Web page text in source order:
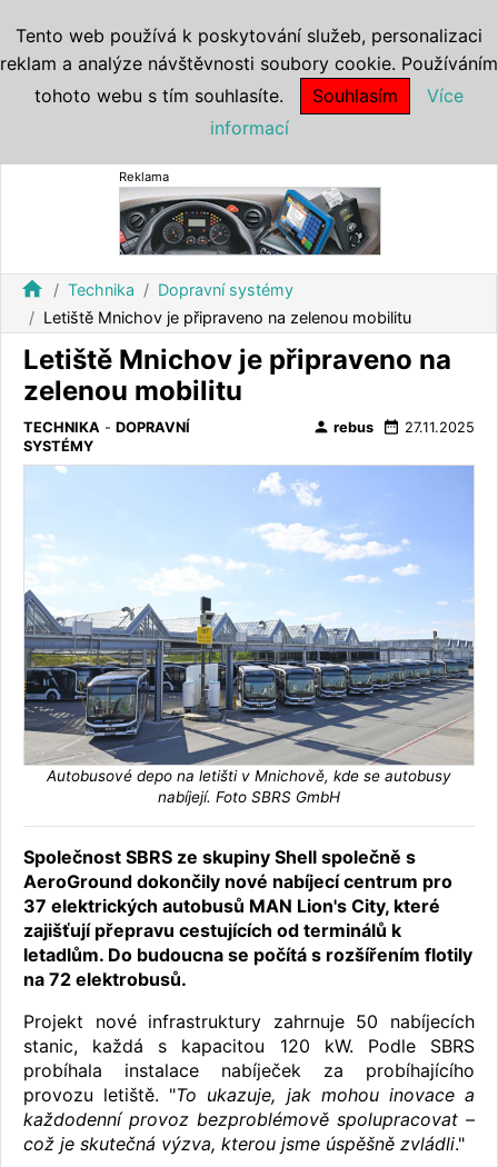
Reklama
home Technika
Dopravní systémy
Letiště Mnichov je připraveno na zelenou mobilitu
Letiště Mnichov je připraveno na
zelenou mobilitu
TECHNIKA - DOPRAVNÍ
SYSTÉMY
person rebus date_range 27.11.2025
Autobusové depo na letišti v Mnichově, kde se autobusy
nabíjejí. Foto SBRS GmbH
Společnost SBRS ze skupiny Shell společně s
AeroGround dokončily nové nabíjecí centrum pro
37 elektrických autobusů MAN Lion's City, které
zajišťují přepravu cestujících od terminálů k
letadlům. Do budoucna se počítá s rozšířením flotily
na 72 elektrobusů.
Projekt nové infrastruktury zahrnuje 50 nabíjecích
stanic, každá s kapacitou 120 kW. Podle SBRS
probíhala instalace nabíječek za probíhajícího
provozu letiště. "To ukazuje, jak mohou inovace a
každodenní provoz bezproblémově spolupracovat –
což je skutečná výzva, kterou jsme úspěšně zvládli."
Tento web používá k poskytování služeb, personalizaci
reklam a analýze návštěvnosti soubory cookie. Používáním
tohoto webu s tím souhlasíte.
Souhlasím
Více
informací